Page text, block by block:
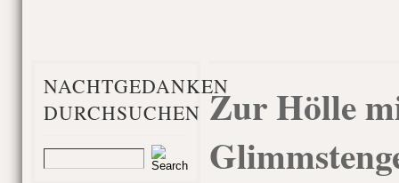
NACHTGEDANKEN
DURCHSUCHEN Zur Hölle